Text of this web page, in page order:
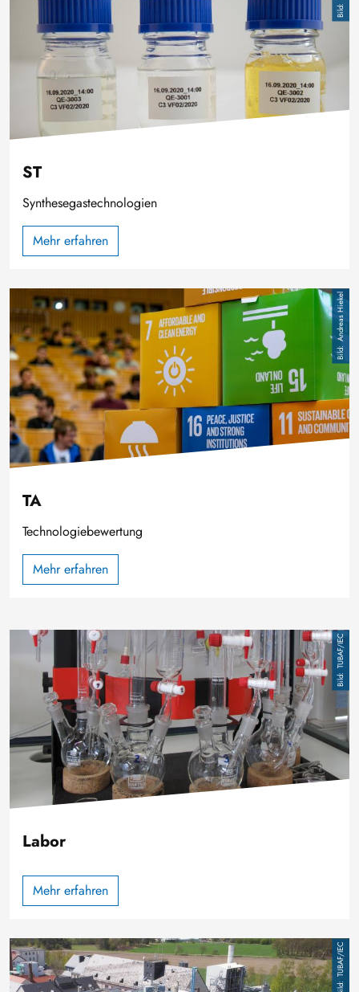
ST
Synthesegastechnologien
Mehr erfahren
Image Andreas Hiekel
TA
Technologiebewertung
Mehr erfahren
Image TUBAF/IEC
Labor
Mehr erfahren
Image TUBAF/IEC